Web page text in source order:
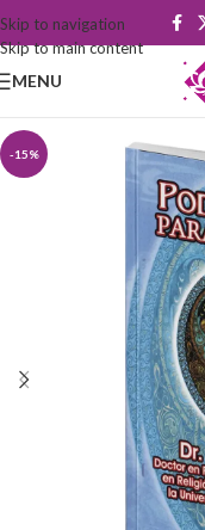
Skip to navigation
Skip to main content
MENU
-15%